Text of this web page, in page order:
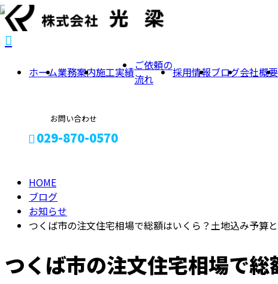
ホーム業務案内施工実績ご依頼の
流れ
採用情報ブログ会社概要
お問い合わせ
029-870-0570
メールフォーム
BLOG
HOME
ブログ
お知らせ
つくば市の注文住宅相場で総額はいくら？土地込み予算
つくば市の注文住宅相場で